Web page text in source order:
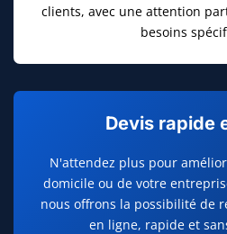
clients, avec une attention
besoins
Devis rapide
N'attendez plus pour
domicile ou de votre
nous offrons la possibilité de
en ligne, rapide et